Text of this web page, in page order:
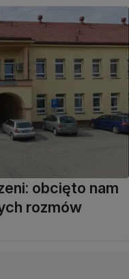
obcięto nam
rozmów